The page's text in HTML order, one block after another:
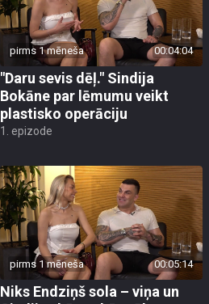
pirms 1 mēneša 00:04:04
"Daru sevis dēļ." Sindija
Bokāne par lēmumu veikt
plastisko operāciju
1. epizode
pirms 1 mēneša 00:05:14
Niks Endziņš sola – viņa un